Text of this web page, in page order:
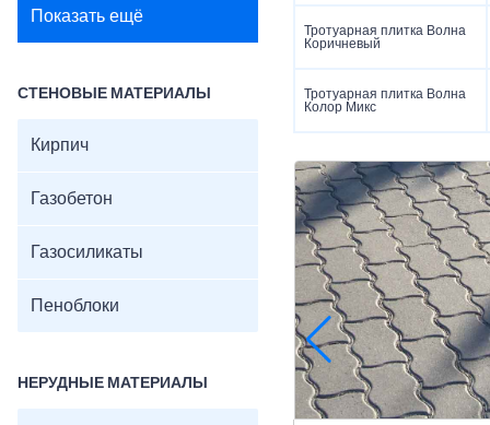
Показать ещё
СТЕНОВЫЕ МАТЕРИАЛЫ
Кирпич
Газобетон
Газосиликаты
Пеноблоки
НЕРУДНЫЕ МАТЕРИАЛЫ
Тротуарная плитка Волна
Коричневый
Тротуарная плитка Волна
Колор Микс